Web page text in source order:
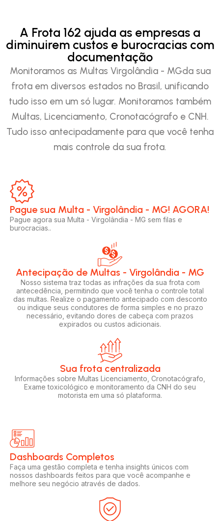
A Frota 162 ajuda as empresas a
diminuirem custos e burocracias com
documentação
Monitoramos as Multas Virgolândia - MGda sua
frota em diversos estados no Brasil, unificando
tudo isso em um só lugar. Monitoramos também
Multas, Licenciamento, Cronotacógrafo e CNH.
Tudo isso antecipadamente para que você tenha
mais controle da sua frota.
Pague sua Multa - Virgolândia - MG! AGORA!​
Pague agora sua Multa - Virgolândia - MG sem filas e
burocracias..
Antecipação de Multas - Virgolândia - MG
Nosso sistema traz todas as infrações da sua frota com
antecedência, permitindo que você tenha o controle total
das multas. Realize o pagamento antecipado com desconto
ou indique seus condutores de forma simples e no prazo
necessário, evitando dores de cabeça com prazos
expirados ou custos adicionais.
Sua frota centralizada​
Informações sobre Multas Licenciamento, Cronotacógrafo,
Exame toxicológico e monitoramento da CNH do seu
motorista em uma só plataforma.
Dashboards Completos​​
Faça uma gestão completa e tenha insights únicos com
nossos dashboards feitos para que você acompanhe e
melhore seu negócio através de dados.